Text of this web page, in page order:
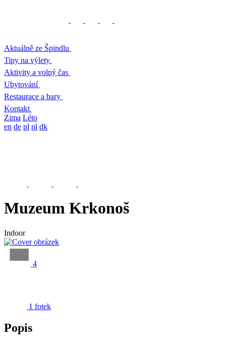
Aktuálně ze Špindlu
Tipy na výlety
Aktivity a volný čas
Ubytování
Restaurace a bary
Kontakt
Zima Léto
en de pl nl dk
Muzeum Krkonoš
Indoor
4
1 fotek
Popis